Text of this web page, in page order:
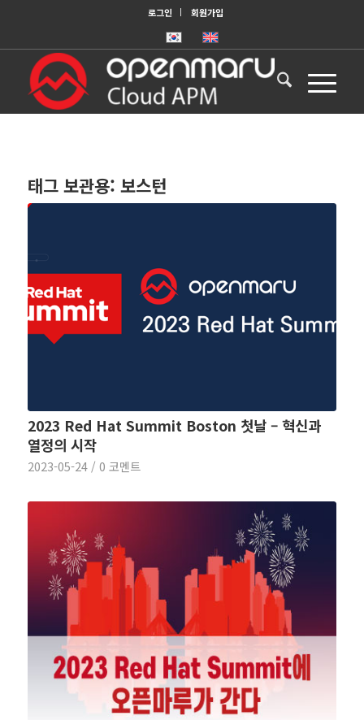
로그인 회원가입
태그 보관용: 보스턴
2023 Red Hat Summit Boston 첫날 – 혁신과
열정의 시작
2023-05-24 / 0 코멘트